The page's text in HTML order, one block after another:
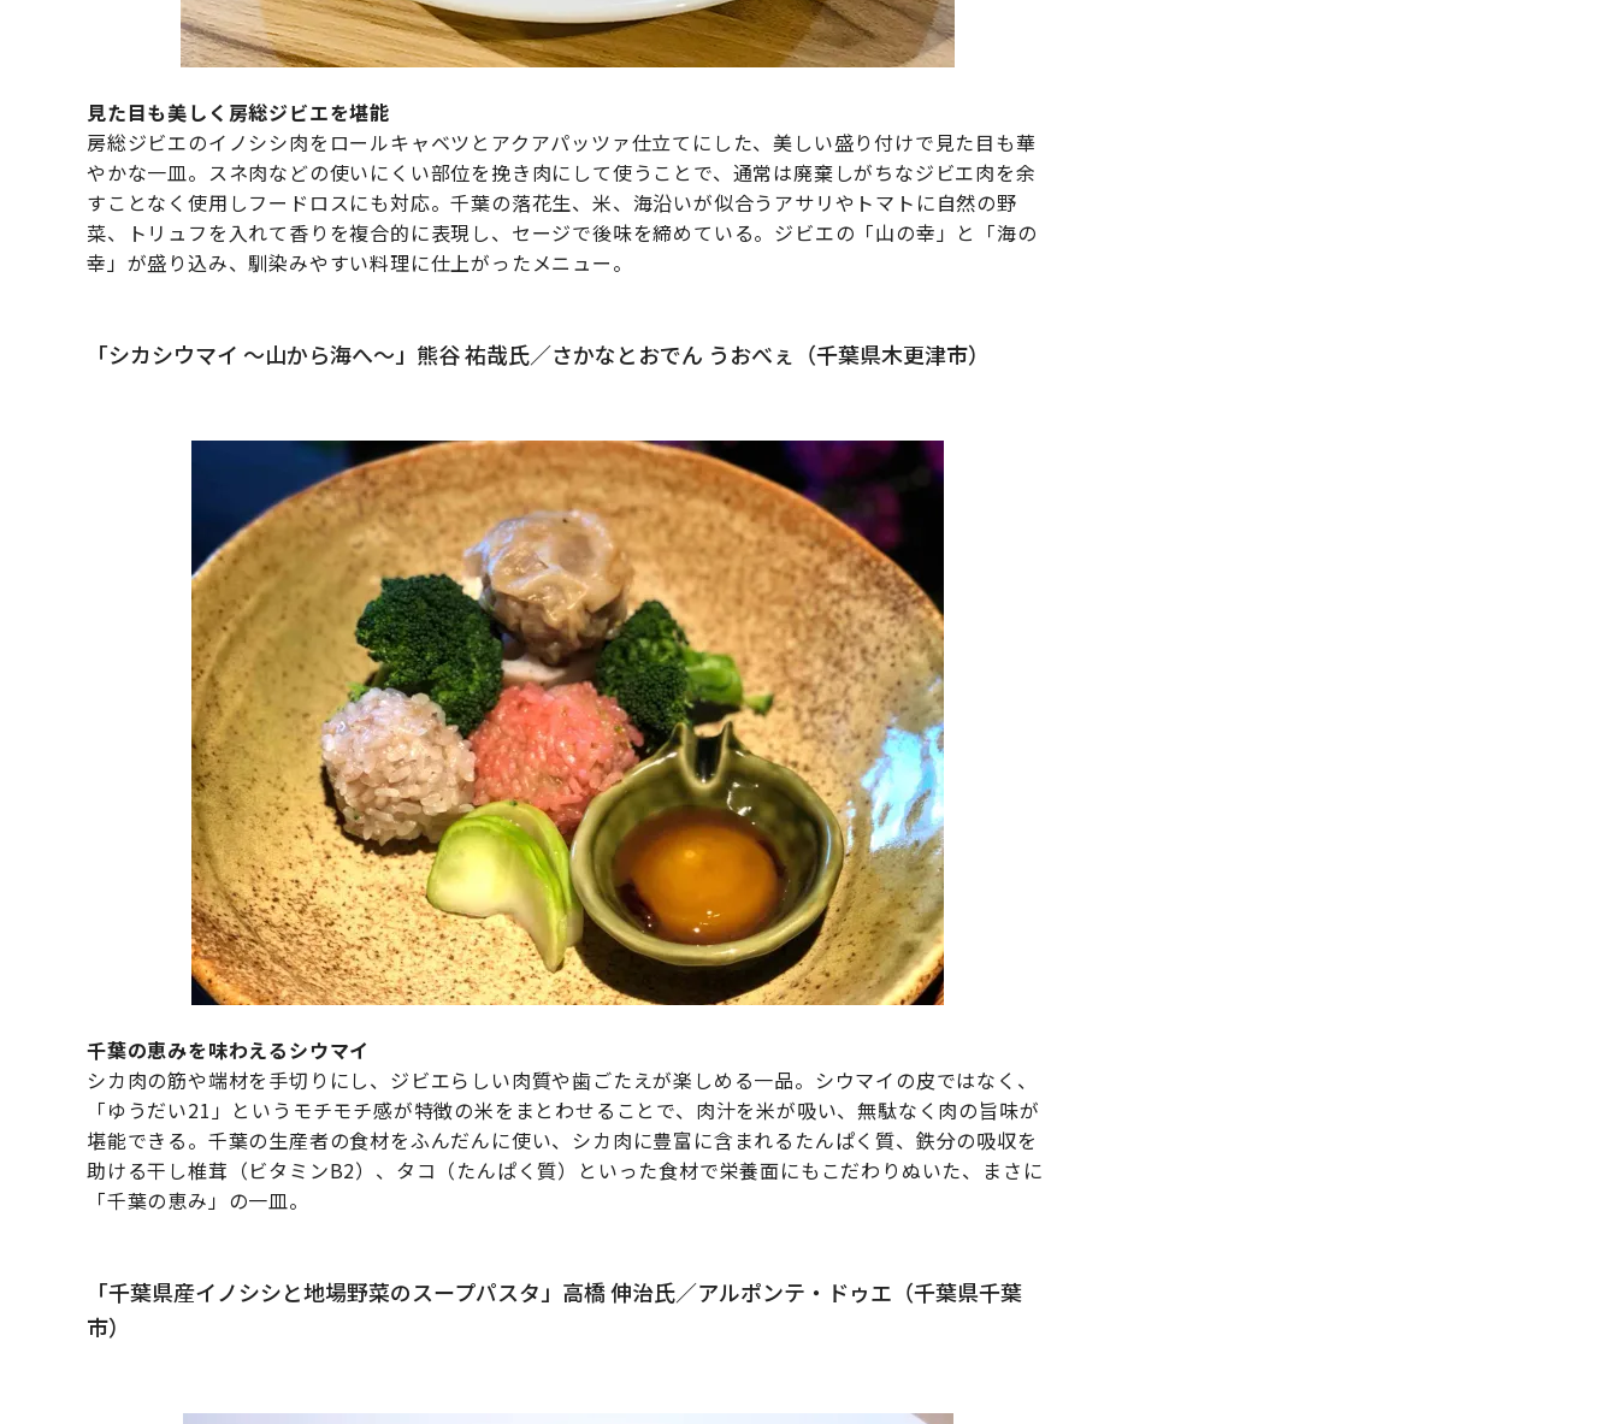
見た目も美しく房総ジビエを堪能
房総ジビエのイノシシ肉をロールキャベツとアクアパッツァ仕立てにした、美しい盛り付けで見た目も華
やかな一皿。スネ肉などの使いにくい部位を挽き肉にして使うことで、通常は廃棄しがちなジビエ肉を余
すことなく使用しフードロスにも対応。千葉の落花生、米、海沿いが似合うアサリやトマトに自然の野
菜、トリュフを入れて香りを複合的に表現し、セージで後味を締めている。ジビエの「山の幸」と「海の
幸」が盛り込み、馴染みやすい料理に仕上がったメニュー。
「シカシウマイ ～山から海へ～」熊谷 祐哉氏／さかなとおでん うおべぇ（千葉県木更津市）
千葉の恵みを味わえるシウマイ
シカ肉の筋や端材を手切りにし、ジビエらしい肉質や歯ごたえが楽しめる一品。シウマイの皮ではなく、
「ゆうだい21」というモチモチ感が特徴の米をまとわせることで、肉汁を米が吸い、無駄なく肉の旨味が
堪能できる。千葉の生産者の食材をふんだんに使い、シカ肉に豊富に含まれるたんぱく質、鉄分の吸収を
助ける干し椎茸（ビタミンB2）、タコ（たんぱく質）といった食材で栄養面にもこだわりぬいた、まさに
「千葉の恵み」の一皿。
「千葉県産イノシシと地場野菜のスープパスタ」高橋 伸治氏／アルポンテ・ドゥエ（千葉県千葉
市）